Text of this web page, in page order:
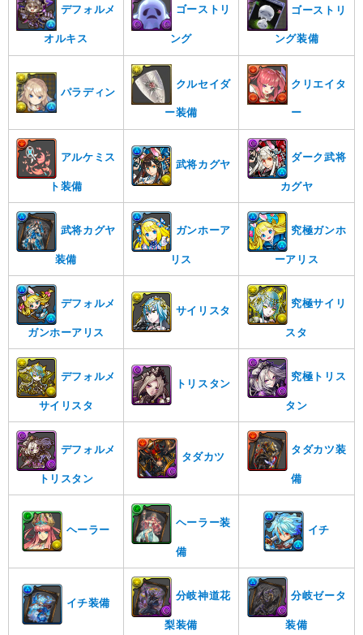
デフォルメ
オルキス
ゴーストリ
ング
ゴーストリ
ング装備
パラディン
クルセイダ
ー装備
クリエイタ
ー
アルケミス
ト装備
武将カグヤ
ダーク武将
カグヤ
武将カグヤ
装備
ガンホーア
リス
究極ガンホ
ーアリス
デフォルメ
ガンホーアリス
サイリスタ
究極サイリ
スタ
デフォルメ
サイリスタ
トリスタン
究極トリス
タン
デフォルメ
トリスタン
タダカツ
タダカツ装
備
ヘーラー
ヘーラー装
備
イチ
イチ装備
分岐神道花
梨装備
分岐ゼータ
装備